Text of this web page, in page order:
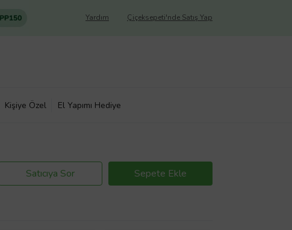
Çiçeksepeti'nde Satış Yap
Yardım
Kişiye Özel El Yapımı Hediye
Satıcıya Sor Sepete Ekle